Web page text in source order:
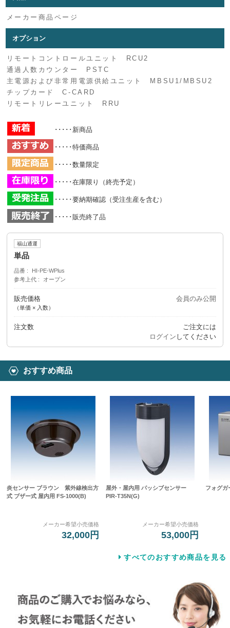
メーカー商品ページ
オプション
リモートコントロールユニット RCU2
通過人数カウンター PSTC
主電源および非常用電源供給ユニット MBSU1/MBSU2
チップカード C-CARD
リモートリレーユニット RRU
･････新商品
･････特価商品
･････数量限定
･････在庫限り（終売予定）
･････要納期確認（受注生産を含む）
･････販売終了品
福山通運
単品
品番
HI-PE-WPlus
参考上代
オープン
販売価格
（単価 × 入数）
会員のみ公開
注文数
ご注文には
ログイン してください
おすすめ商品
炎センサー ブラウン 紫外線検出方
式 ブザー式 屋内用 FS-1000(B)
メーカー希望小売価格
32,000円
屋外・屋内用 パッシブセンサー
PIR-T35N(G)
メーカー希望小売価格
53,000円
フォグガ
すべてのおすすめ商品を見る